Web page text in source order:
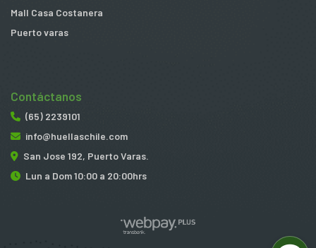
Mall Casa Costanera
Puerto varas
Contáctanos
(65) 2239101
info@huellaschile.com
San Jose 192, Puerto Varas.
Lun a Dom 10:00 a 20:00hrs